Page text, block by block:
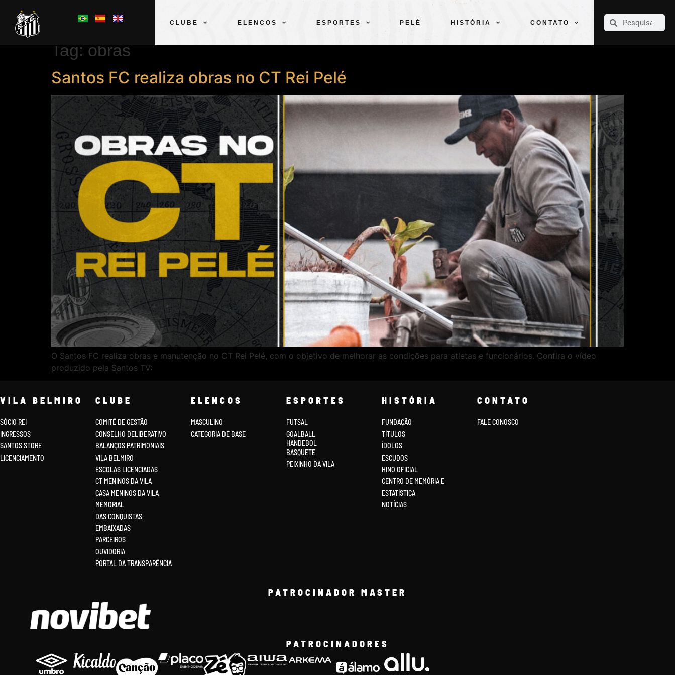
CLUBE ELENCOS ESPORTES PELÉ HISTÓRIA CONTATO
CLUBE
Tag: obras
Santos FC realiza obras no CT Rei Pelé
O Santos FC realiza obras e manutenção no CT Rei Pelé, com o objetivo de melhorar as condições para atletas e funcionários. Confira o vídeo
produzido pela Santos TV:
VILA BELMIRO
SÓCIO REI
INGRESSOS
SANTOS STORE
LICENCIAMENTO
CLUBE
COMITÊ DE GESTÃO
CONSELHO DELIBERATIVO
BALANÇOS PATRIMONIAIS
VILA BELMIRO
ESCOLAS LICENCIADAS
CT MENINOS DA VILA
CASA MENINOS DA VILA
MEMORIAL
DAS CONQUISTAS
EMBAIXADAS
PARCEIROS
OUVIDORIA
PORTAL DA TRANSPARÊNCIA
ELENCOS
MASCULINO
CATEGORIA DE BASE
ESPORTES
FUTSAL
GOALBALL
HANDEBOL
BASQUETE
PEIXINHO DA VILA
HISTÓRIA
FUNDAÇÃO
TÍTULOS
ÍDOLOS
ESCUDOS
HINO OFICIAL
CENTRO DE MEMÓRIA E
ESTATÍSTICA
NOTÍCIAS
CONTATO
FALE CONOSCO
PATROCINADOR MASTER
PATROCINADORES